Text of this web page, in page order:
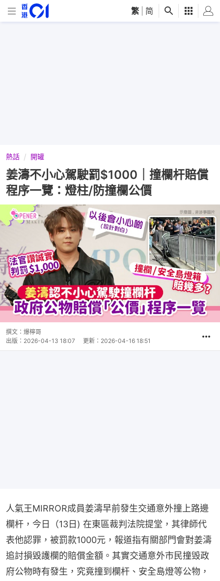
繁 简
熱話 開罐
姜濤不小心駕駛罰$1000｜撞欄杆賠償
程序一覽：燈柱/防撞欄公價
撰文： 爆檸哥
出版： 2026-04-13 18:07 更新： 2026-04-16 18:51
人氣王MIRROR成員姜濤早前發生交通意外撞上路邊
欄杆，今日（13日) 在東區裁判法院提堂，其律師代
表他認罪，被罰款1000元，報道指有關部門會對姜濤
追討損毀護欄的賠償金額。其實交通意外市民撞毁政
府公物時有發生，究竟撞到欄杆、安全島燈等公物，